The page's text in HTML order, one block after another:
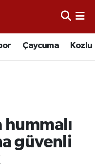
Çaycuma Kozlu
güvenli